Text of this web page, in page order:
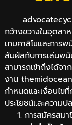
กว้างขวางในอุตสา
เกมคาสิโนและการ
สัมผัสกับการเล่นพนั
สามารถเข้าถึงได้จา
งาน
กำหนดและเงื่อนไข
ประโยชน์และความ
การสมัครสม